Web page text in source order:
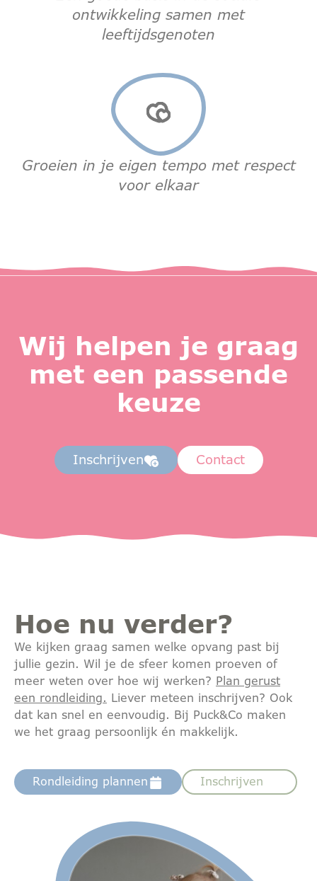
ontwikkeling samen met
leeftijdsgenoten
Groeien in je eigen tempo met respect
voor elkaar
Wij helpen je graag
met een passende
keuze
Inschrijven Contact
Hoe nu verder?
We kijken graag samen welke opvang past bij
jullie gezin. Wil je de sfeer komen proeven of
meer weten over hoe wij werken? Plan gerust
een rondleiding. Liever meteen inschrijven? Ook
dat kan snel en eenvoudig. Bij Puck&Co maken
we het graag persoonlijk én makkelijk.
Rondleiding plannen Inschrijven